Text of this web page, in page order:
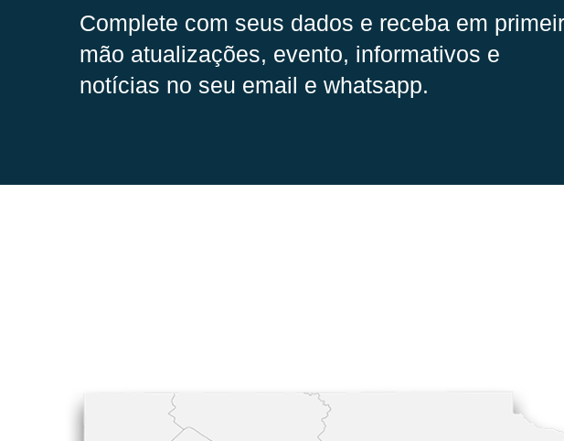
Complete com seus dados e receba em
mão atualizações, evento, informativos e
notícias no seu email e whatsapp.